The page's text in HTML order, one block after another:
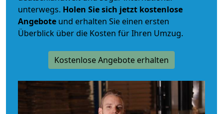
unterwegs. Holen Sie sich jetzt kostenlose
Angebote und erhalten Sie einen ersten
Überblick über die Kosten für Ihren Umzug.
Kostenlose Angebote erhalten